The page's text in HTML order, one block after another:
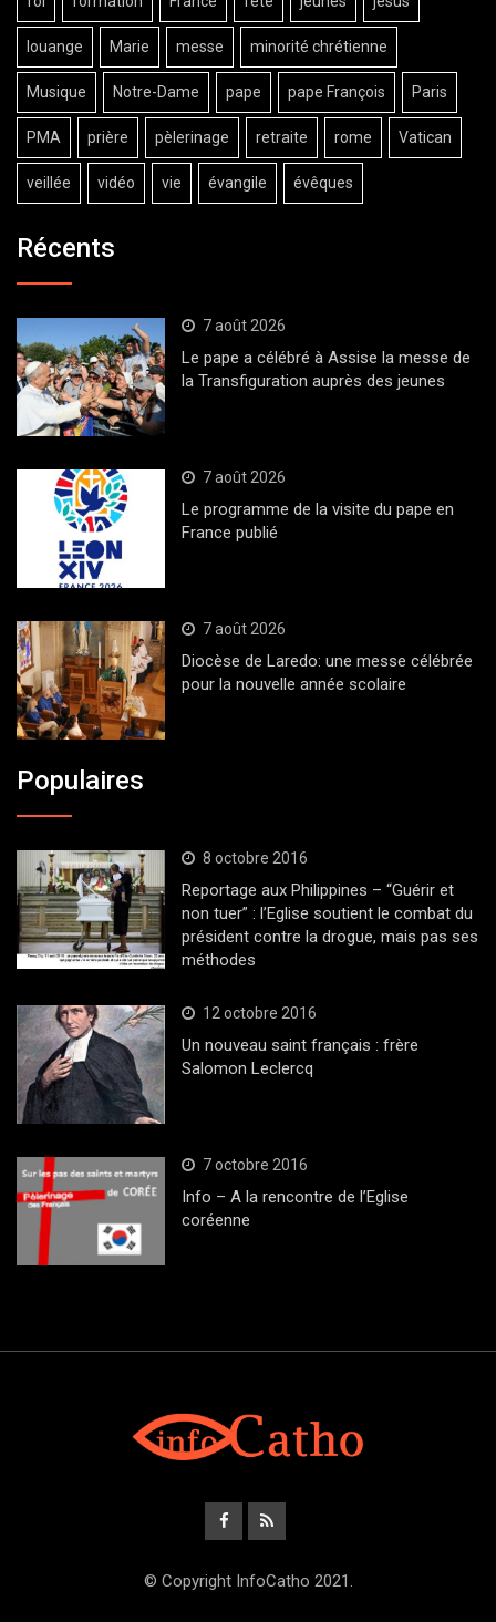
louange Marie messe minorité chrétienne
Musique Notre-Dame pape pape François Paris
PMA prière pèlerinage retraite rome Vatican
veillée vidéo vie évangile évêques
Récents
7 août 2026
Le pape a célébré à Assise la messe de
la Transfiguration auprès des jeunes
7 août 2026
Le programme de la visite du pape en
France publié
7 août 2026
Diocèse de Laredo: une messe célébrée
pour la nouvelle année scolaire
Populaires
8 octobre 2016
Reportage aux Philippines – “Guérir et
non tuer” : l’Eglise soutient le combat du
président contre la drogue, mais pas ses
méthodes
12 octobre 2016
Un nouveau saint français : frère
Salomon Leclercq
7 octobre 2016
Info – A la rencontre de l’Eglise
coréenne
© Copyright InfoCatho 2021.